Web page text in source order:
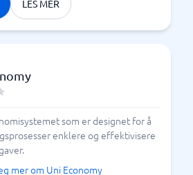
LES MER
som er designet for å
enklere og effektivisere
mer om Uni Economy